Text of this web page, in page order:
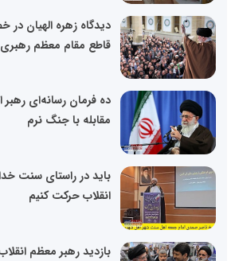
دیدگاه زهره الهیان در
قاطع مقام معظم
ده فرمان رسانه‌ای رهبر
مقابله با جنگ نرم
باید در راستای سنت
انقلاب حرکت کنیم
بازدید رهبر معظم